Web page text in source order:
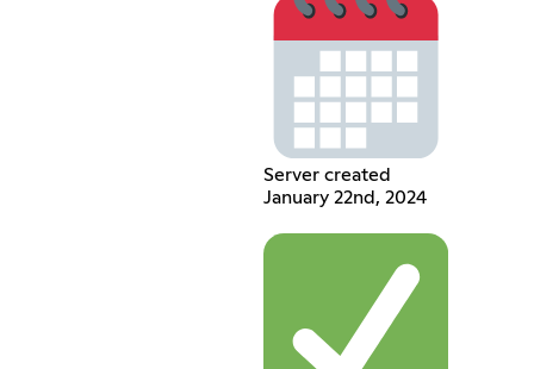
Server created
January 22nd, 2024